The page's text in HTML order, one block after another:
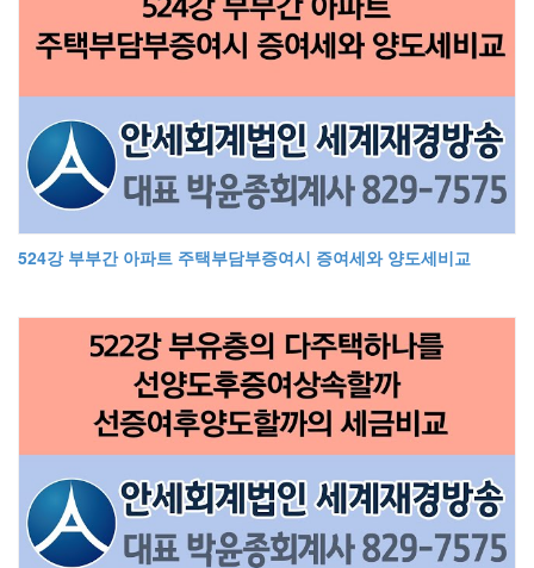
524강 부부간 아파트 주택부담부증여시 증여세와 양도세비교